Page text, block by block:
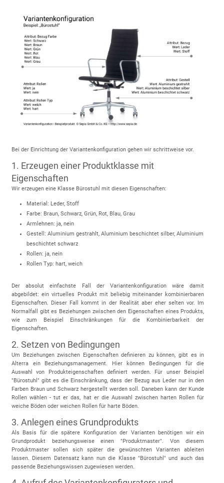
Bei der Einrichtung der Variantenkonfiguration gehen wir schrittweise vor.
1. Erzeugen einer Produktklasse mit
Eigenschaften
Wir erzeugen eine Klasse Bürostuhl mit diesen Eigenschaften:
Material: Leder, Stoff
Farbe: Braun, Schwarz, Grün, Rot, Blau, Grau
Armlehnen: ja, nein
Gestell: Aluminium gestrahlt, Aluminium beschichtet silber, Aluminium
beschichtet schwarz
Rollen: ja, nein
Rollen Typ: hart, weich
Der absolut einfachste Fall der Variantenkonfiguration wäre damit
abgebildet: ein virtuelles Produkt mit beliebig miteinander kombinierbaren
Eigenschaften. Dieser Fall kommt in der Realität aber eher selten vor. Im
Normalfall gibt es Beziehungen zwischen den Eigenschaften eines Produkts,
wie zum Beispiel Einschränkungen für die Kombinierbarkeit der
Eigenschaften.
2. Setzen von Bedingungen
Um Beziehungen zwischen Eigenschaften definieren zu können, gibt es in
Alterra ein Beziehungsmanagement. Hier können Bedingungen für die
Auswahl von Produkteigenschaften definiert werden. Für unser Beispiel
"Bürostuhl" gibt es die Einschränkung, dass der Bezug aus Leder nur in den
Farben Braun und Schwarz hergestellt werden soll. Daneben kann der Kunde
Rollen wählen - tut er das, hat er die Auswahl zwischen harten Rollen für
weiche Böden oder weichen Rollen für harte Böden.
3. Anlegen eines Grundprodukts
Als Basis für die spätere Konfiguration der Varianten benötigen wir ein
Grundprodukt beziehungsweise einen "Produktmaster". Von diesem
Produktmaster sollen sich später die gewünschten Varianten ableiten
lassen. Diesem Datensatz kann nun die Klasse "Bürostuhl" und auch das
passende Beziehungswissen zugewiesen werden.